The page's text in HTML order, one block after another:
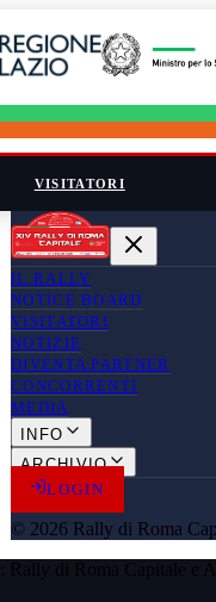
VISITATORI
IL RALLY
NOTICE BOARD
VISITATORI
NOTIZIE
DIVENTA PARTNER
CONCORRENTI
MEDIA
INFO
ARCHIVIO
LOGIN
© 2026 Rally di Roma
Rally di Roma Capitale e